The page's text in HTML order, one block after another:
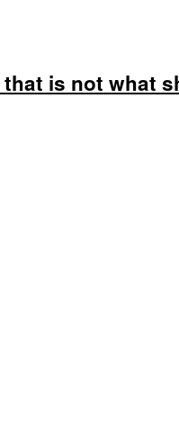
is not what